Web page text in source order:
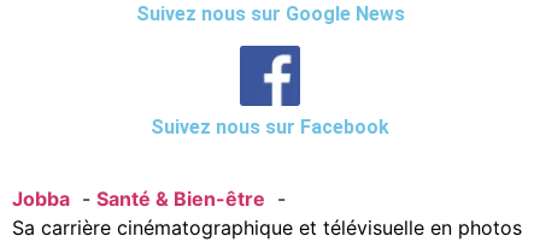
Suivez nous sur Google News
Suivez nous sur Facebook
Jobba
Santé & Bien-être
Sa carrière cinématographique et télévisuelle en photos